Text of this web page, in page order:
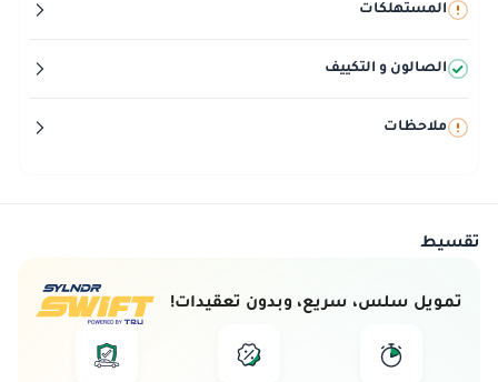
المستهلكات
الصالون و التكييف
ملاحظات
تقسيط
تمويل سلس، سريع، وبدون تعقيدات!